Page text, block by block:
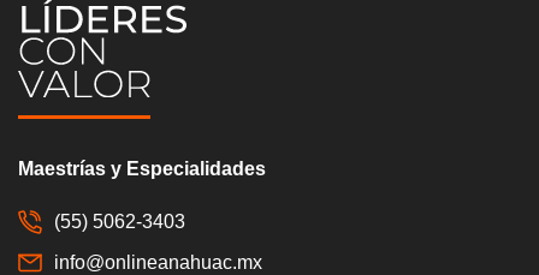
Maestrías y Especialidades
(55) 5062-3403
info@onlineanahuac.mx